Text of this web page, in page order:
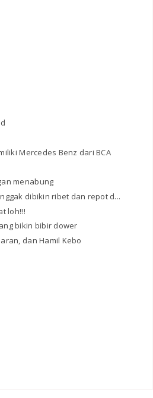
Mercedes Benz dari BCA
menabung
dibikin ribet dan repot d...
loh!!!
bikin bibir dower
dan Hamil Kebo